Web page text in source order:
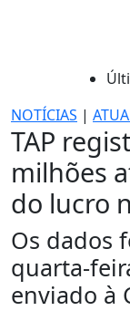
NOTÍCIAS |
TAP
milhões
do lucro
Os dados
quarta-
enviado à